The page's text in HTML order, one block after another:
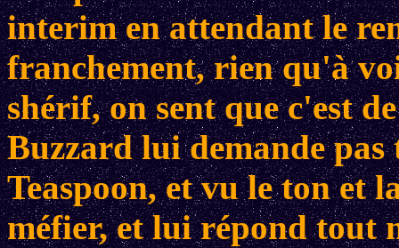
interim en attendant le
franchement, rien qu'à
shérif, on sent que c'est
Buzzard lui demande
Teaspoon, et vu le ton et
méfier, et lui répond tout